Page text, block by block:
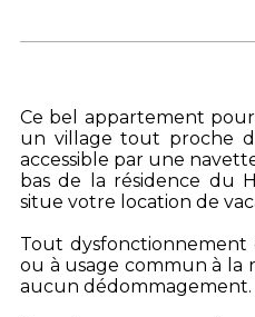
Ce bel appartement
un village tout proche
accessible par une
bas de la résidence du
situe votre location de
Tout dysfonctionnement
ou à usage commun à la
aucun dédommagement.